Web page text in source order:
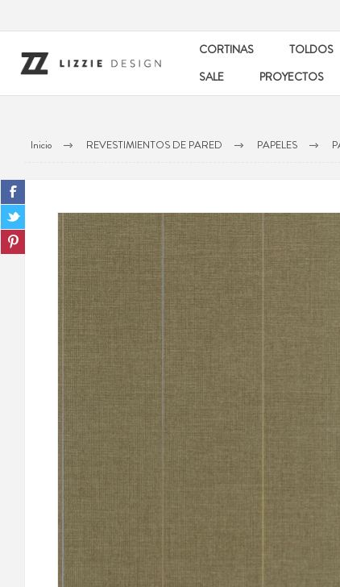
CORTINAS TOLDOS
SALE
PROYECTOS
Inicio REVESTIMIENTOS DE PARED PAPELES